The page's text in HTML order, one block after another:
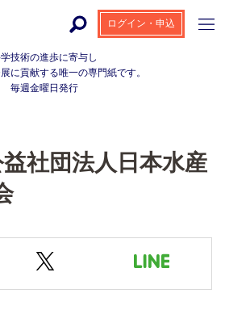
技術の進歩に寄与し
に貢献する唯一の専門紙です。
毎週金曜日発行
ログイン・申込
社団法人日本水産